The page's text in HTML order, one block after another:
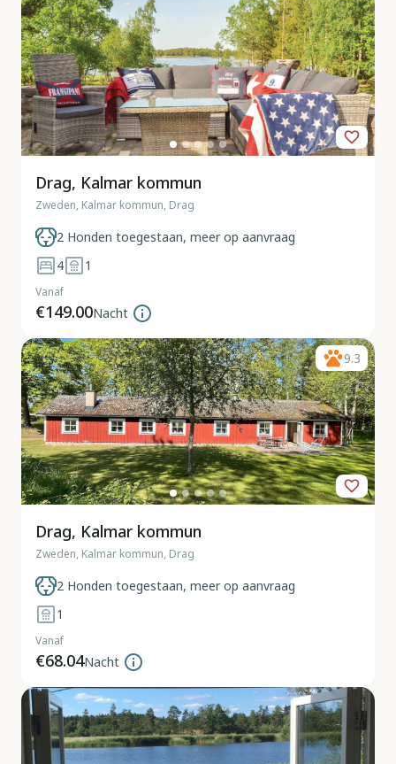
Drag, Kalmar kommun
Zweden, Kalmar kommun, Drag
2 Honden toegestaan, meer op aanvraag
4
1
Vanaf
€149.00Nacht
9.3
Drag, Kalmar kommun
Zweden, Kalmar kommun, Drag
2 Honden toegestaan, meer op aanvraag
1
Vanaf
€68.04Nacht